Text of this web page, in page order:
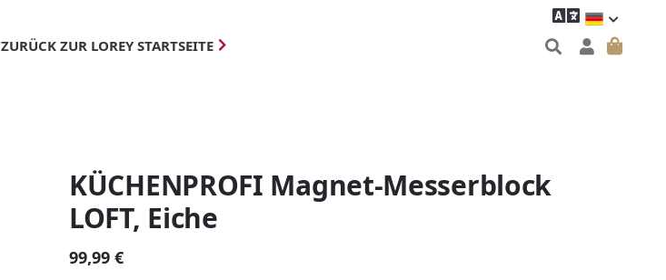
ZURÜCK ZUR LOREY STARTSEITE
KÜCHENPROFI Magnet-Messerblock
LOFT, Eiche
99,99 €